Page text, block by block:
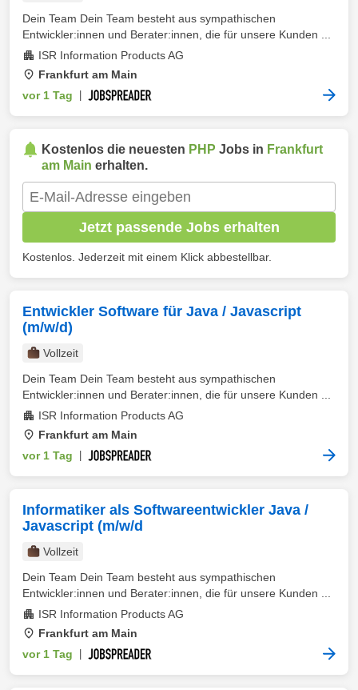
Dein Team Dein Team besteht aus sympathischen
Entwickler:innen und Berater:innen, die für unsere Kunden ...
ISR Information Products AG
Frankfurt am Main
vor 1 Tag
Kostenlos die neuesten PHP Jobs in Frankfurt
am Main erhalten.
Jetzt passende Jobs erhalten
Kostenlos. Jederzeit mit einem Klick abbestellbar.
Entwickler Software für Java / Javascript
(m/w/d)
Vollzeit
Dein Team Dein Team besteht aus sympathischen
Entwickler:innen und Berater:innen, die für unsere Kunden ...
ISR Information Products AG
Frankfurt am Main
vor 1 Tag
Informatiker als Softwareentwickler Java /
Javascript (m/w/d
Vollzeit
Dein Team Dein Team besteht aus sympathischen
Entwickler:innen und Berater:innen, die für unsere Kunden ...
ISR Information Products AG
Frankfurt am Main
vor 1 Tag